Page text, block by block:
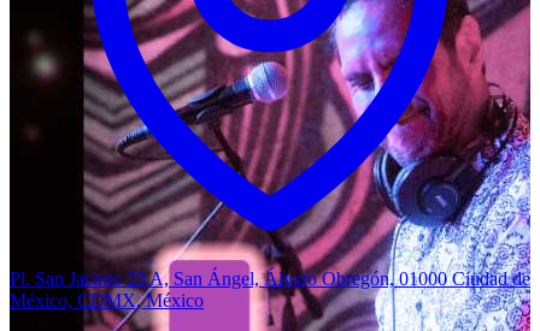
Pl. San Jacinto 23 A, San Ángel, Álvaro Obregón, 01000 Ciudad de
México, CDMX, México